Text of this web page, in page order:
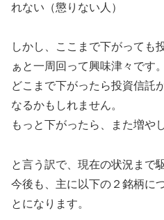
れない（懲りない人）
しかし、ここまで下がっても
ぁと一周回って興味津々です。
どこまで下がったら投資信託
なるかもしれません。
もっと下がったら、また増や
と言う訳で、現在の状況まで
今後も、主に以下の２銘柄に
とになります。